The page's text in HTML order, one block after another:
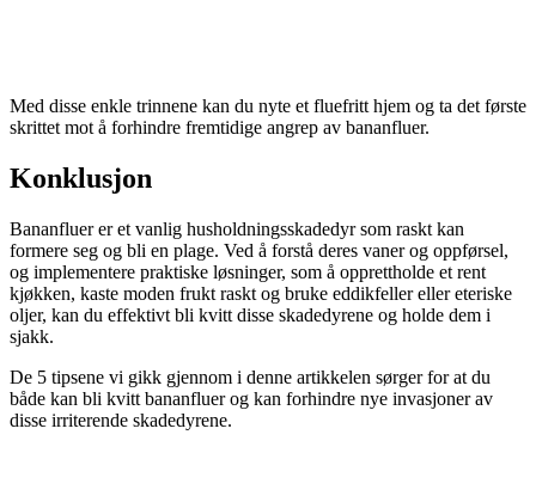
Med disse enkle trinnene kan du nyte et fluefritt hjem og ta det første
skrittet mot å forhindre fremtidige angrep av bananfluer.
Konklusjon
Bananfluer er et vanlig husholdningsskadedyr som raskt kan
formere seg og bli en plage. Ved å forstå deres vaner og oppførsel,
og implementere praktiske løsninger, som å opprettholde et rent
kjøkken, kaste moden frukt raskt og bruke eddikfeller eller eteriske
oljer, kan du effektivt bli kvitt disse skadedyrene og holde dem i
sjakk.
De 5 tipsene vi gikk gjennom i denne artikkelen sørger for at du
både kan bli kvitt bananfluer og kan forhindre nye invasjoner av
disse irriterende skadedyrene.